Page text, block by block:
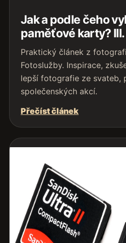
Jak a podle čeho
paměťové karty?
Praktický článek z
Fotoslužby. Inspirace,
lepší fotografie ze svateb,
společenských akcí.
Přečíst článek